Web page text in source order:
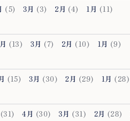
(5) 3月 (3) 2月 (4) 1月 (11)
(13) 3月 (7) 2月 (10) 1月 (9)
(15) 3月 (30) 2月 (29) 1月 (28)
(31) 4月 (30) 3月 (31) 2月 (28)